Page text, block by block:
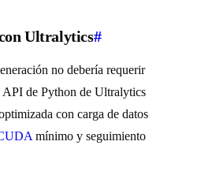
Ultralytics#
no debería requerir
API de Python de Ultralytics
con carga de datos
mínimo y seguimiento